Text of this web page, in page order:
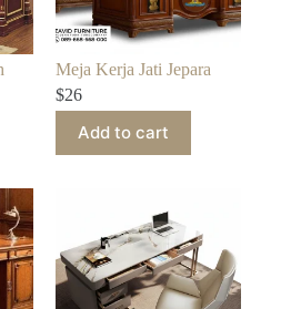
Meja Kerja Jati Jepara
$26
Add to cart